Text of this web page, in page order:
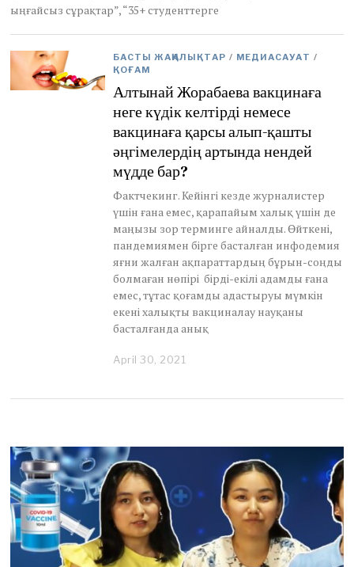
2
ыңғайсыз сұрақтар”, “35+ студенттерге
БАСТЫ ЖАҢАЛЫҚТАР / МЕДИАСАУАТ /
ҚОҒАМ
Алтынай Жорабаева вакцинаға
неге күдік келтірді немесе
вакцинаға қарсы алып-қашты
әңгімелердің артында нендей
мүдде бар?
Фактчекинг. Кейінгі кезде журналистер
үшін ғана емес, қарапайым халық үшін де
маңызы зор терминге айналды. Өйткені,
пандемиямен бірге басталған инфодемия
яғни жалған ақпараттардың бұрын-соңды
болмаған нөпірі бірді-екілі адамды ғана
емес, тұтас қоғамды адастыруы мүмкін
екені халықты вакциналау науқаны
басталғанда анық
April 30, 2021
2
0